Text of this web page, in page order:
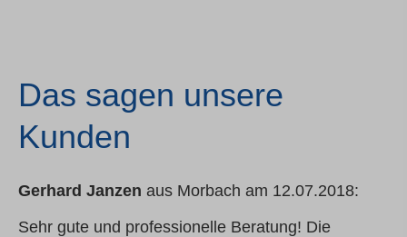
Das sagen unsere
Kunden
Gerhard Janzen aus Morbach am 12.07.2018:
Sehr gute und professionelle Beratung! Die